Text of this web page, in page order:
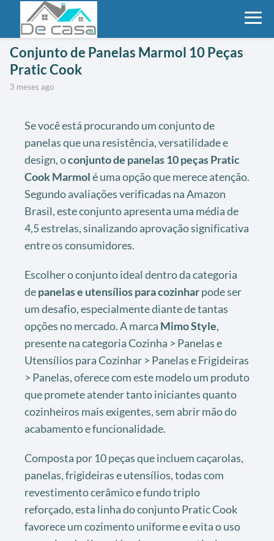
Conjunto de Panelas Marmol 10 Peças
Pratic Cook
3 meses ago
Se você está procurando um conjunto de
panelas que una resistência, versatilidade e
design, oconjunto de panelas 10 peças Pratic
Cook Marmolé uma opção que merece atenção.
Segundo avaliações verificadas na Amazon
Brasil, este conjunto apresenta uma média de
4,5 estrelas, sinalizando aprovação significativa
entre os consumidores.
Escolher o conjunto ideal dentro da categoria
depanelas e utensílios para cozinharpode ser
um desafio, especialmente diante de tantas
opções no mercado. A marca Mimo Style,
presente na categoria Cozinha > Panelas e
Utensílios para Cozinhar > Panelas e Frigideiras
> Panelas, oferece com este modelo um produto
que promete atender tanto iniciantes quanto
cozinheiros mais exigentes, sem abrir mão do
acabamento e funcionalidade.
Composta por 10 peças que incluem caçarolas,
panelas, frigideiras e utensílios, todas com
revestimento cerâmico e fundo triplo
reforçado, esta linha do conjunto Pratic Cook
favorece um cozimento uniforme e evita o uso